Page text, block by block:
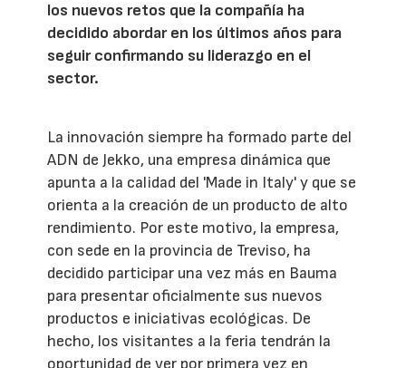
los nuevos retos que la compañía ha
decidido abordar en los últimos años para
seguir confirmando su liderazgo en el
sector.
La innovación siempre ha formado parte del
ADN de Jekko, una empresa dinámica que
apunta a la calidad del 'Made in Italy' y que se
orienta a la creación de un producto de alto
rendimiento. Por este motivo, la empresa,
con sede en la provincia de Treviso, ha
decidido participar una vez más en Bauma
para presentar oficialmente sus nuevos
productos e iniciativas ecológicas. De
hecho, los visitantes a la feria tendrán la